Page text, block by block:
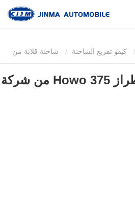
كيفو تفريغ الشاحنة شاحنة قلابة من
شاحنة قلابة من طراز Howo 375 من شركة